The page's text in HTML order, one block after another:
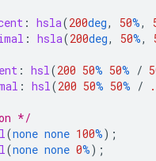
: hsla(200deg, 50%,
: hsla(200deg, 50%,
: hsl(200 50% 50% /
: hsl(200 50% 50% /
*/
(none none 100%);
(none none 0%);